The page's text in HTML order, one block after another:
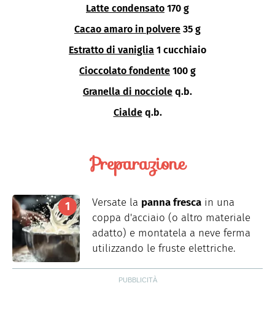
Latte condensato 170 g
Cacao amaro in polvere 35 g
Estratto di vaniglia 1 cucchiaio
Cioccolato fondente 100 g
Granella di nocciole q.b.
Cialde q.b.
Preparazione
Versate la panna fresca in una
coppa d'acciaio (o altro materiale
adatto) e montatela a neve ferma
utilizzando le fruste elettriche.